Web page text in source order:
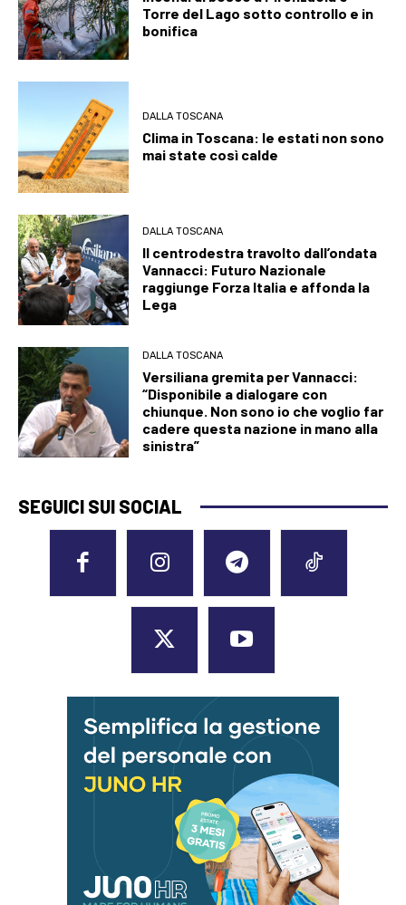
Torre del Lago sotto controllo e in
bonifica
DALLA TOSCANA
Clima in Toscana: le estati non sono
mai state così calde
DALLA TOSCANA
Il centrodestra travolto dall’ondata
Vannacci: Futuro Nazionale
raggiunge Forza Italia e affonda la
Lega
DALLA TOSCANA
Versiliana gremita per Vannacci:
“Disponibile a dialogare con
chiunque. Non sono io che voglio far
cadere questa nazione in mano alla
sinistra”
SEGUICI SUI SOCIAL